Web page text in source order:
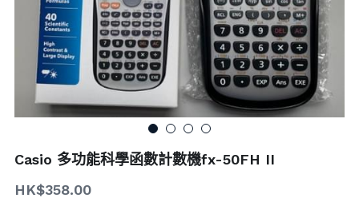
登錄 /註冊
搜索
Casio 多功能科學函數計數機fx-50FH II
HK$358.00